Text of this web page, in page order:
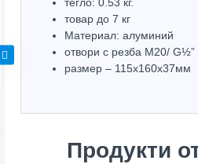
Купи
тегло: 0.53 кг.
товар до 7 кг
Материал: алуминий
oтвори с резба М20/
размер – 115x160х37мм
Продукти